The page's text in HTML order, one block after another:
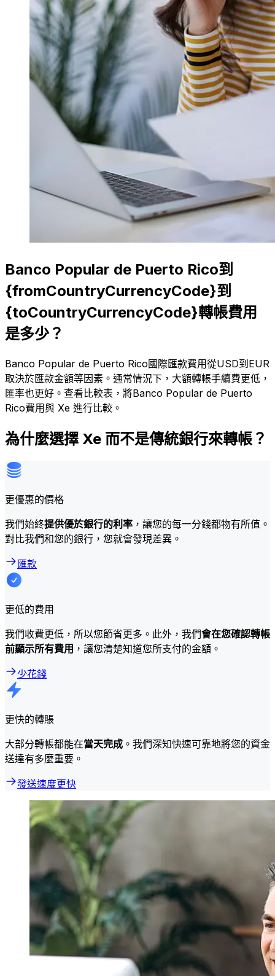
Banco Popular de Puerto Rico到
{fromCountryCurrencyCode}到
{toCountryCurrencyCode}轉帳費用
是多少？
Banco Popular de Puerto Rico國際匯款費用從USD到EUR
取決於匯款金額等因素。通常情況下，大額轉帳手續費更低，
匯率也更好。查看比較表，將Banco Popular de Puerto
Rico費用與 Xe 進行比較。
為什麼選擇 Xe 而不是傳統銀行來轉帳？
更優惠的價格
我們始終提供優於銀行的利率 ，讓您的每一分錢都物有所值。
對比我們和您的銀行，您就會發現差異。
匯款
更低的費用
我們收費更低，所以您節省更多。此外，我們會在您確認轉帳
前顯示所有費用 ，讓您清楚知道您所支付的金額。
少花錢
更快的轉賬
大部分轉帳都能在當天完成 。我們深知快速可靠地將您的資金
送達有多麼重要。
發送速度更快